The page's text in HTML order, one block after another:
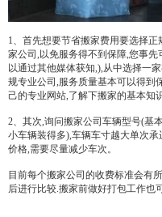
1、首先想要节省搬家费用要选择
家公司,以免服务得不到保障,您事
以通过其他媒体获知,),从中选择一
规专业公司,服务质量基本可以得到
己的专业网站,了解下搬家的基本知识
2、其次,询问搬家公司车辆型号(基
小车辆装得多),车辆车寸越大单次
价格,需要尽量减少车次。
目前每个搬家公司的收费标准会有
后进行比较.搬家前做好打包工作也